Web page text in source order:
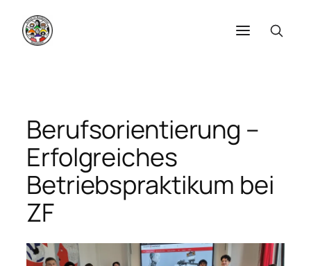
Zum
Inhalt
springen
Berufsorientierung –
Erfolgreiches
Betriebspraktikum bei
ZF